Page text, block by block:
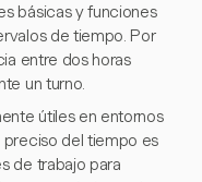
básicas y funciones
de tiempo. Por
entre dos horas
un turno.
útiles en entornos
del tiempo es
de trabajo para